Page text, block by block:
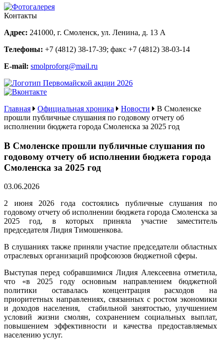
Контакты
Адрес: 241000, г. Смоленск, ул. Ленина, д. 13 А
Телефоны: +7 (4812) 38-17-39; факс +7 (4812) 38-03-14
E-mail: smolproforg@mail.ru
Главная Официальная хроника Новости
В Смоленске
прошли публичные слушания по годовому отчету об
исполнении бюджета города Смоленска за 2025 год
В Смоленске прошли публичные слушания по
годовому отчету об исполнении бюджета города
Смоленска за 2025 год
03.06.2026
2 июня 2026 года состоялись публичные слушания по
годовому отчету об исполнении бюджета города Смоленска за
2025 год, в которых приняла участие заместитель
председателя Лидия Тимошенкова.
В слушаниях также приняли участие председатели областных
отраслевых организаций профсоюзов бюджетной сферы.
Выступая перед собравшимися Лидия Алексеевна отметила,
что «в 2025 году основным направлением бюджетной
политики оставалась концентрация расходов на
приоритетных направлениях, связанных с ростом экономики
и доходов населения, стабильной занятостью, улучшением
условий жизни смолян, сохранением социальных выплат,
повышением эффективности и качества предоставляемых
населению услуг.